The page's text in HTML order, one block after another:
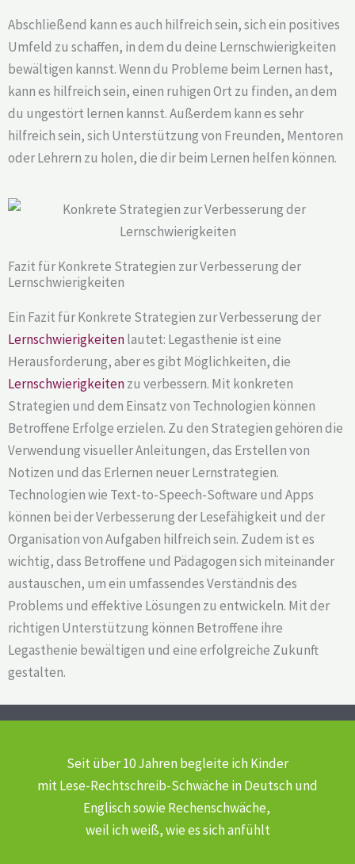
Abschließend kann es auch hilfreich sein, sich ein positives
Umfeld zu schaffen, in dem du deine Lernschwierigkeiten
bewältigen kannst. Wenn du Probleme beim Lernen hast,
kann es hilfreich sein, einen ruhigen Ort zu finden, an dem
du ungestört lernen kannst. Außerdem kann es sehr
hilfreich sein, sich Unterstützung von Freunden, Mentoren
oder Lehrern zu holen, die dir beim Lernen helfen können.
Fazit für Konkrete Strategien zur Verbesserung der
Lernschwierigkeiten
Ein Fazit für Konkrete Strategien zur Verbesserung der
Lernschwierigkeitenlautet: Legasthenie ist eine
Herausforderung, aber es gibt Möglichkeiten, die
Lernschwierigkeitenzu verbessern. Mit konkreten
Strategien und dem Einsatz von Technologien können
Betroffene Erfolge erzielen. Zu den Strategien gehören die
Verwendung visueller Anleitungen, das Erstellen von
Notizen und das Erlernen neuer Lernstrategien.
Technologien wie Text-to-Speech-Software und Apps
können bei der Verbesserung der Lesefähigkeit und der
Organisation von Aufgaben hilfreich sein. Zudem ist es
wichtig, dass Betroffene und Pädagogen sich miteinander
austauschen, um ein umfassendes Verständnis des
Problems und effektive Lösungen zu entwickeln. Mit der
richtigen Unterstützung können Betroffene ihre
Legasthenie bewältigen und eine erfolgreiche Zukunft
gestalten.
Seit über 10 Jahren begleite ich Kinder
mit Lese-Rechtschreib-Schwächein Deutsch und
Englisch sowie Rechenschwäche,
weil ich weiß, wie es sich anfühlt